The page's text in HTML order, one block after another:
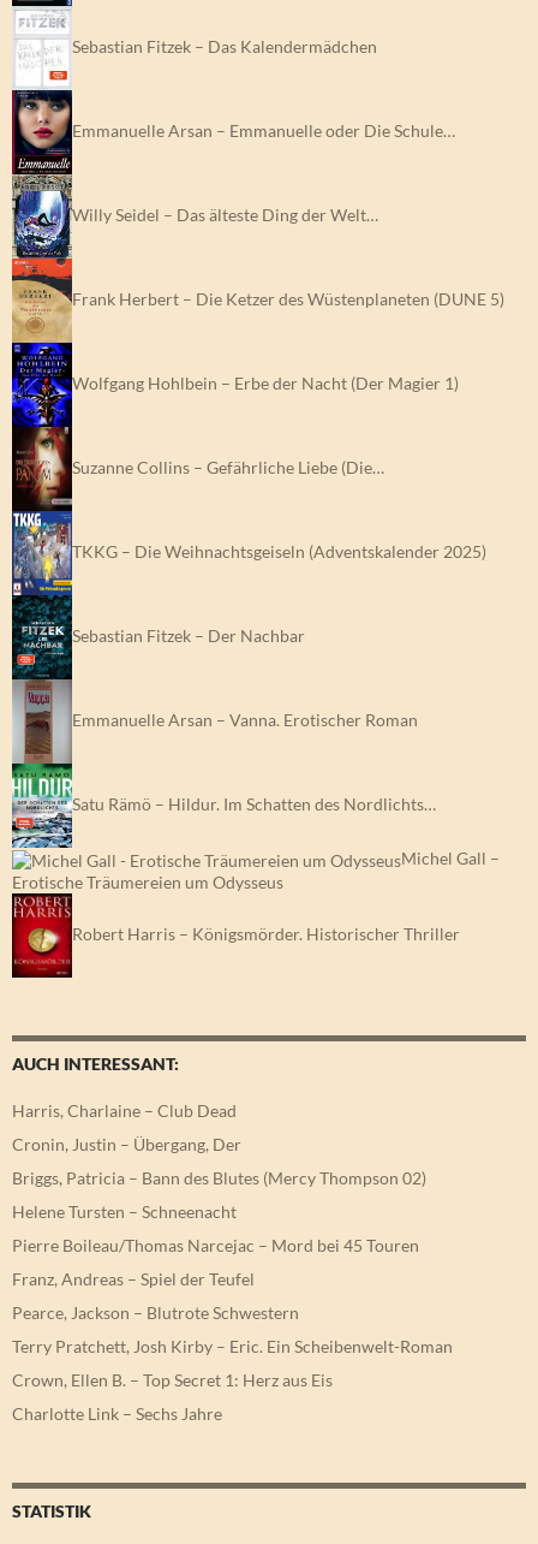
Sebastian Fitzek – Das Kalendermädchen
Emmanuelle Arsan – Emmanuelle oder Die Schule…
Willy Seidel – Das älteste Ding der Welt…
Frank Herbert – Die Ketzer des Wüstenplaneten (DUNE 5)
Wolfgang Hohlbein – Erbe der Nacht (Der Magier 1)
Suzanne Collins – Gefährliche Liebe (Die…
TKKG – Die Weihnachtsgeiseln (Adventskalender 2025)
Sebastian Fitzek – Der Nachbar
Emmanuelle Arsan – Vanna. Erotischer Roman
Satu Rämö – Hildur. Im Schatten des Nordlichts…
Michel Gall –
Erotische Träumereien um Odysseus
Robert Harris – Königsmörder. Historischer Thriller
AUCH INTERESSANT:
Harris, Charlaine – Club Dead
Cronin, Justin – Übergang, Der
Briggs, Patricia – Bann des Blutes (Mercy Thompson 02)
Helene Tursten – Schneenacht
Pierre Boileau/Thomas Narcejac – Mord bei 45 Touren
Franz, Andreas – Spiel der Teufel
Pearce, Jackson – Blutrote Schwestern
Terry Pratchett, Josh Kirby – Eric. Ein Scheibenwelt-Roman
Crown, Ellen B. – Top Secret 1: Herz aus Eis
Charlotte Link – Sechs Jahre
STATISTIK